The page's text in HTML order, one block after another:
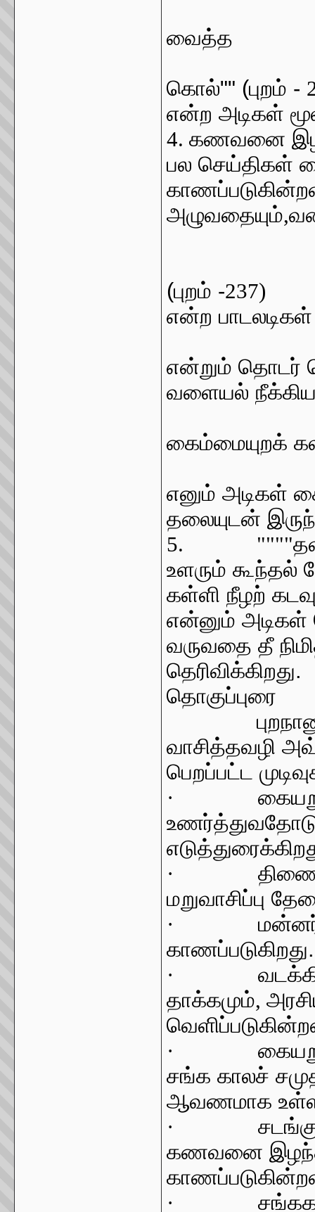
வைத்த
கொல்"" (புறம் -
என்ற அடிகள்
4. கணவனை
பல செய்திகள்
அழுவதையும்,
(புறம் -237)
என்ற
என்றும்
வளையல் நீக்கிய
கைம்மையுறக்
எனும் அடிகள்
தலையுடன்
5. """"
உளரும் கூந்தல்
கள்ளி நீழற்
என்னும் அடிகள்
வருவதை தீ
தெரிவிக்கிறது.
தொகுப்புரை
வாசித்தவழி
பெறப்பட்ட
·
·
மறுவாசிப்பு
·
காணப்படுகிறது.
·
தாக்கமும்,
·
சங்க காலச்
ஆவணமாக
·
கணவனை இழந்த
·